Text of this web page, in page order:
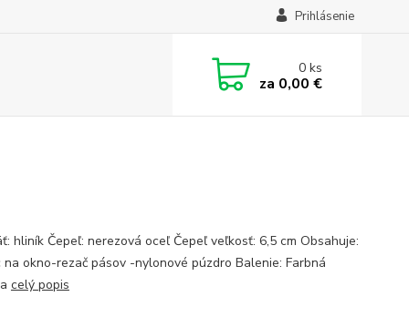
Prihlásenie
0ks
za 0,00 €
hliník Čepeľ: nerezová oceľ Čepeľ veľkosť: 6,5 cm Obsahuje:
na okno-rezač pásov -nylonové púzdro Balenie: Farbná
celý popis